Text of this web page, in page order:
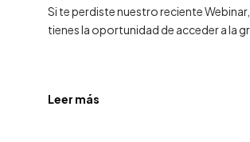
Si te perdiste nuestro reciente
tienes la oportunidad de acceder a la
Leer más